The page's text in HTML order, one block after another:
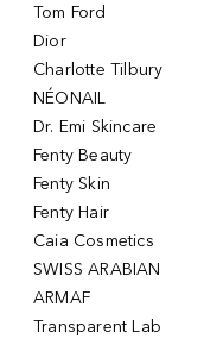
Tom Ford
Dior
Charlotte Tilbury
NÉONAIL
Dr. Emi Skincare
Fenty Beauty
Fenty Skin
Fenty Hair
Caia Cosmetics
SWISS ARABIAN
ARMAF
Transparent Lab